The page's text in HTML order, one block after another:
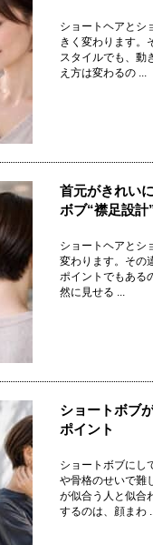
ショートヘアとシ
きく変わります。
スタイルでも、動
え方は変わるの ...
首元がきれい
ボブ“襟足設計
ショートヘアとシ
変わります。その
ポイントでもある
然に見せる ...
ショートボブ
ポイント
ショートボブにし
や骨格のせいで難
が似合う人と似合
するのは、顔まわ